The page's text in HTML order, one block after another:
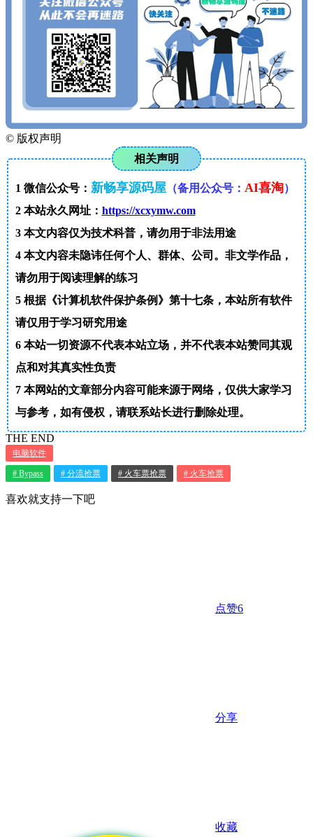
© 版权声明
相关声明
1 微信公众号： 新畅享源码屋（备用公众号： AI喜淘）
2本站永久网址： https://xcxymw.com
3本文内容仅为技术科普，请勿用于非法用途
4本文内容未隐讳任何个人、群体、公司。非文学作品，
请勿用于阅读理解的练习
5根据《计算机软件保护条例》第十七条，本站所有软件
请仅用于学习研究用途
6本站一切资源不代表本站立场，并不代表本站赞同其观
点和对其真实性负责
7本网站的文章部分内容可能来源于网络，仅供大家学习
与参考，如有侵权，请联系站长进行删除处理。
THE END
电脑软件
# Bypass # 分流抢票 # 火车票抢票 # 火车抢票
喜欢就支持一下吧
点赞6
分享
收藏